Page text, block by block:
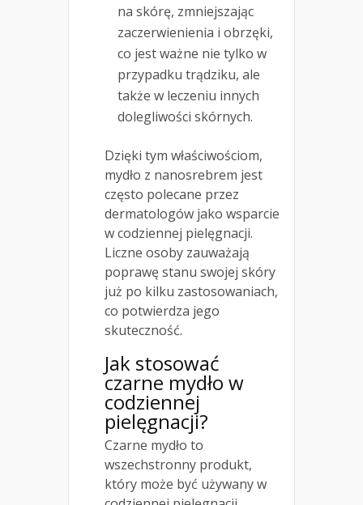
na skórę, zmniejszając
zaczerwienienia i obrzęki,
co jest ważne nie tylko w
przypadku trądziku, ale
także w leczeniu innych
dolegliwości skórnych.
Dzięki tym właściwościom,
mydło z nanosrebrem jest
często polecane przez
dermatologów jako wsparcie
w codziennej pielęgnacji.
Liczne osoby zauważają
poprawę stanu swojej skóry
już po kilku zastosowaniach,
co potwierdza jego
skuteczność.
Jak stosować
czarne mydło w
codziennej
pielęgnacji?
Czarne mydło to
wszechstronny produkt,
który może być używany w